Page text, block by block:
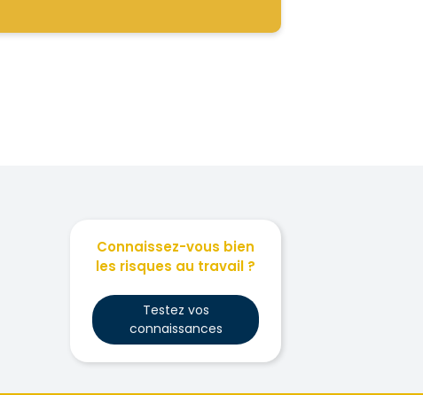
Connaissez-vous bien
les risques au travail ?
Testez vos
connaissances